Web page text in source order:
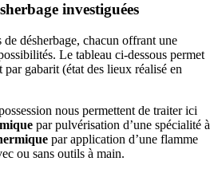
investiguées
désherbage, chacun offrant une
Le tableau ci-dessous permet
gabarit (état des lieux réalisé en
nous permettent de traiter ici
par pulvérisation d’une spécialité à
par application d’une flamme
ou sans outils à main.